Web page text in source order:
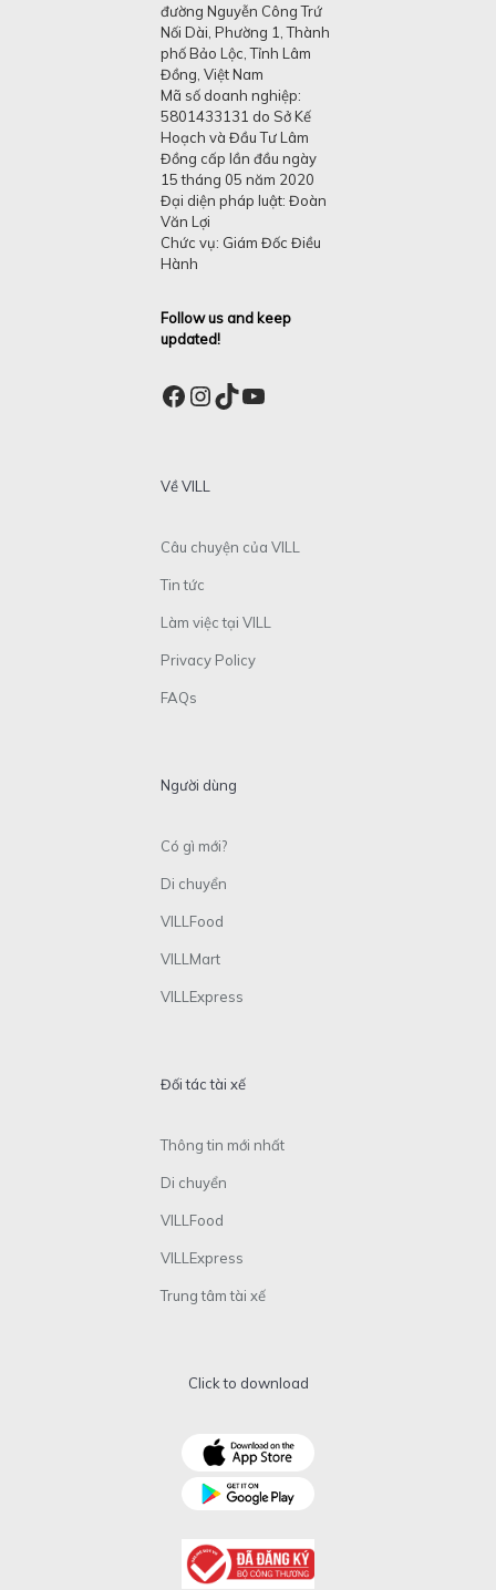
đường Nguyễn Công Trứ
Nối Dài, Phường 1, Thành
phố Bảo Lộc, Tỉnh Lâm
Đồng, Việt Nam
Mã số doanh nghiệp:
5801433131 do Sở Kế
Hoạch và Đầu Tư Lâm
Đồng cấp lần đầu ngày
15 tháng 05 năm 2020
Đại diện pháp luật: Đoàn
Văn Lợi
Chức vụ: Giám Đốc Điều
Hành
Follow us and keep
updated!
Facebook
Instagram
TikTok
YouTube
Về VILL
Câu chuyện của VILL
Tin tức
Làm việc tại VILL
Privacy Policy
FAQs
Người dùng
Có gì mới?
Di chuyển
VILLFood
VILLMart
VILLExpress
Đối tác tài xế
Thông tin mới nhất
Di chuyển
VILLFood
VILLExpress
Trung tâm tài xế
Click to download